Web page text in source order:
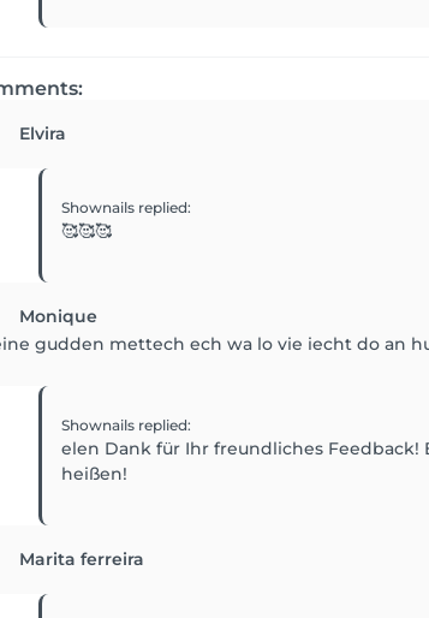
Elvira
Shownails replied:
🥰🥰🥰
Monique
gudden mettech ech wa lo vie iecht do an
Shownails replied:
elen Dank für Ihr freundliches Feedback!
heißen!
Marita ferreira